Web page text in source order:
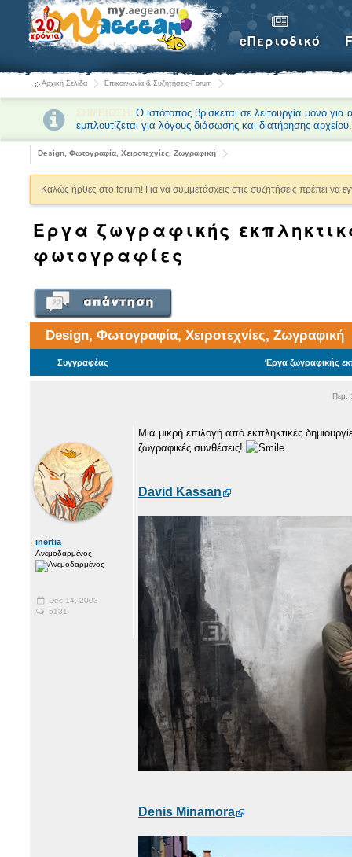
eΠεριοδικό
Αρχική Σελίδα Επικοινωνία & Συζητήσεις-Forum
Ο ιστότοπος βρίσκεται σε λειτουργία μόνο
εμπλουτίζεται για λόγους διάσωσης και διατήρησης αρχείου.
Design, Φωτογραφία, Χειροτεχνίες, Ζωγραφική
Καλώς ήρθες στο forum! Για να συμμετάσχεις στις συζητήσεις πρέπει να
Έργα ζωγραφικής
φωτογραφίες
Design, Φωτογραφία, Χειροτεχνίες, Ζωγραφική
Συγγραφέας Έργα ζωγραφικής
Πεμ,
inertia
Ανεμοδαρμένος
Dec 14, 2003
5131
Μια μικρή επιλογή από εκπληκτικές
ζωγραφικές συνθέσεις!
David Kassan
Denis Minamora